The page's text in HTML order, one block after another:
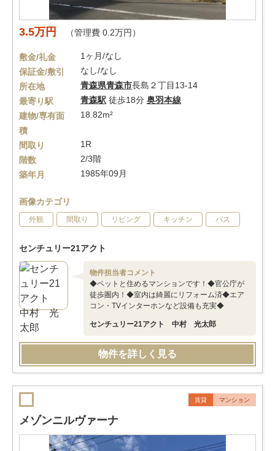
3.5万円 （管理費 0.2万円）
敷金/礼金
1ヶ月/なし
保証金/敷引
なし/なし
所在地
青森県青森市長島２丁目13-14
最寄り駅
青森駅 徒歩18分 奥羽本線
建物/専有面
積
18.82m²
間取り
1R
階数
2/3階
築年月
1985年09月
画像カテゴリ
外観 間取り リビング キッチン バス
センチュリー21アクト
物件担当者コメント
◆ペットと住めるマンションです！◆官公庁が
徒歩圏内！◆室内は綺麗にリフォーム済◆エア
コン・TVインターホンなど設備も充実◆
センチュリー21アクト 中村 光太郎
物件を詳しく見る
賃貸 マンション
メゾンニルヴァーナ